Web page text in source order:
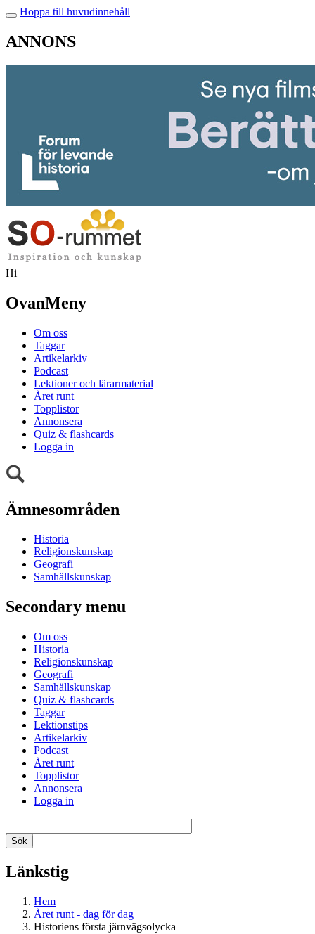
Hoppa till huvudinnehåll
ANNONS
Hi
OvanMeny
Om oss
Taggar
Artikelarkiv
Podcast
Lektioner och lärarmaterial
Året runt
Topplistor
Annonsera
Quiz & flashcards
Logga in
Ämnesområden
Historia
Religionskunskap
Geografi
Samhällskunskap
Secondary menu
Om oss
Historia
Religionskunskap
Geografi
Samhällskunskap
Quiz & flashcards
Taggar
Lektionstips
Artikelarkiv
Podcast
Året runt
Topplistor
Annonsera
Logga in
Länkstig
Hem
Året runt - dag för dag
Historiens första järnvägsolycka